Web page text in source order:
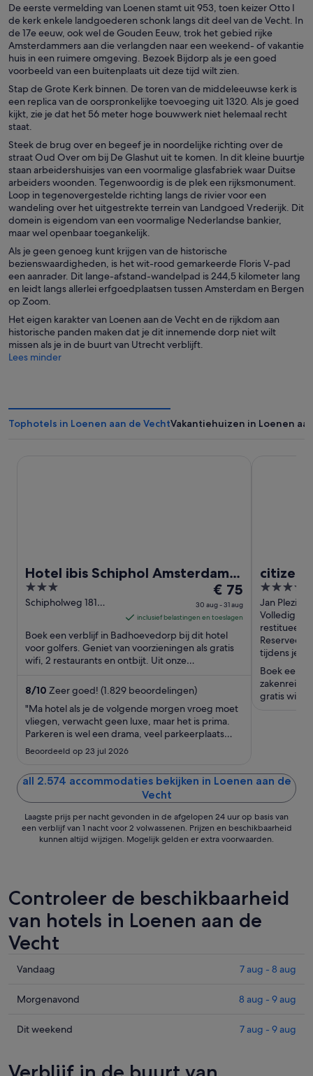
De eerste vermelding van Loenen stamt uit 953, toen keizer Otto I
de kerk enkele landgoederen schonk langs dit deel van de Vecht. In
de 17e eeuw, ook wel de Gouden Eeuw, trok het gebied rijke
Amsterdammers aan die verlangden naar een weekend- of vakantie
huis in een ruimere omgeving. Bezoek Bijdorp als je een goed
voorbeeld van een buitenplaats uit deze tijd wilt zien.
Stap de Grote Kerk binnen. De toren van de middeleeuwse kerk is
een replica van de oorspronkelijke toevoeging uit 1320. Als je goed
kijkt, zie je dat het 56 meter hoge bouwwerk niet helemaal recht
staat.
Steek de brug over en begeef je in noordelijke richting over de
straat Oud Over om bij De Glashut uit te komen. In dit kleine buurtje
staan arbeidershuisjes van een voormalige glasfabriek waar Duitse
arbeiders woonden. Tegenwoordig is de plek een rijksmonument.
Loop in tegenovergestelde richting langs de rivier voor een
wandeling over het uitgestrekte terrein van Landgoed Vrederijk. Dit
domein is eigendom van een voormalige Nederlandse bankier,
maar wel openbaar toegankelijk.
Als je geen genoeg kunt krijgen van de historische
bezienswaardigheden, is het wit-rood gemarkeerde Floris V-pad
een aanrader. Dit lange-afstand-wandelpad is 244,5 kilometer lang
en leidt langs allerlei erfgoedplaatsen tussen Amsterdam en Bergen
op Zoom.
Het eigen karakter van Loenen aan de Vecht en de rijkdom aan
historische panden maken dat je dit innemende dorp niet wilt
missen als je in de buurt van Utrecht verblijft.
Lees minder
Tophotels in Loenen aan de VechtVakantiehuizen in Loenen
Hotel ibis Schiphol Amsterdam
Airport
3
out
5
Schipholweg 181
De
prijs
is
€ 75
per
aug
tot
31
€ 75
30 aug - 31 aug
inclusief belastingen en toeslagen
Boek een verblijf in Badhoevedorp bij dit hotel
voor golfers. Geniet van voorzieningen als gratis
wifi, 2 restaurants en ontbijt. Uit onze
8/10 Zeer goed! (1.829 beoordelingen)
"Ma hotel als je de volgende morgen vroeg moet
vliegen, verwacht geen luxe, maar het is prima.
Parkeren is wel een drama, veel parkeerplaats
maar alles vol... Met geluk nog een plekje
Beoordeeld op 23 jul 2026
4
out
of
5
Jan
Schiphol
Volledig
Reserveer
tijdens je
Boek een
gratis wifi,
all 2.574 accommodaties bekijken in Loenen aan de
Vecht
Laagste prijs per nacht gevonden in de afgelopen 24 uur op basis van
een verblijf van 1 nacht voor 2 volwassenen. Prijzen en beschikbaarheid
kunnen altijd wijzigen. Mogelijk gelden er extra voorwaarden.
Controleer de beschikbaarheid
van hotels in Loenen aan de
Vecht
Prijzen
Loenen
de
vanavond,
Vandaag 7 aug - 8 aug
Prijzen
Loenen
Vecht
Morgenavond 8 aug - 9 aug
Prijzen
Dit weekend 7 aug - 9 aug